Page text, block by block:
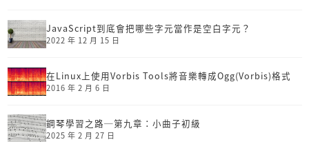
JavaScript到底會把哪些字元當作是空白字元？
2022 年 12 月 15 日
在Linux上使用Vorbis Tools將音樂轉成Ogg(Vorbis)格式
2016 年 2 月 6 日
鋼琴學習之路─第九章：小曲子初級
2025 年 2 月 27 日